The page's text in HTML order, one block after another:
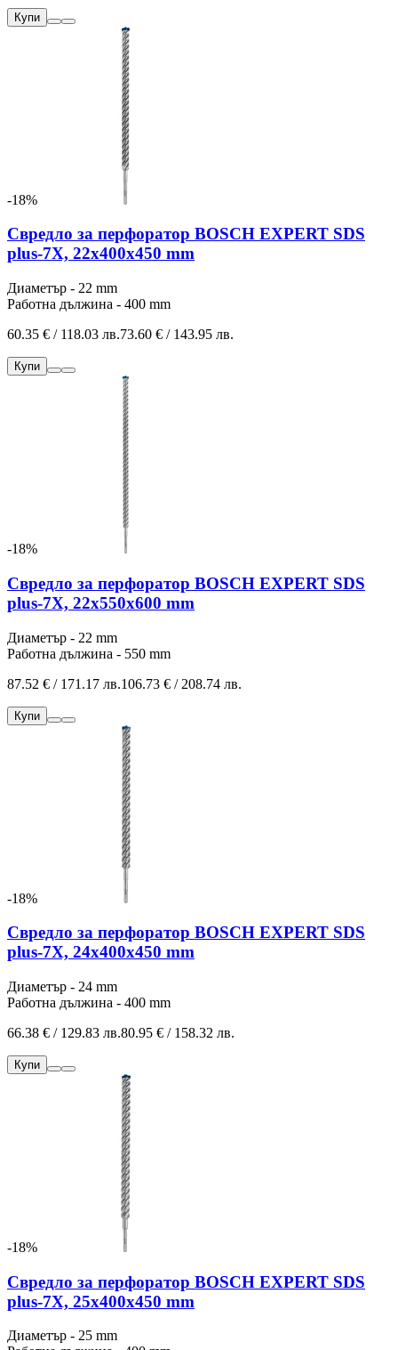
Купи
-18%
Свредло за перфоратор BOSCH EXPERT SDS
plus-7X, 22x400x450 mm
Диаметър - 22 mm
Работна дължина - 400 mm
60.35 € / 118.03 лв.73.60 € / 143.95 лв.
Купи
-18%
Свредло за перфоратор BOSCH EXPERT SDS
plus-7X, 22x550x600 mm
Диаметър - 22 mm
Работна дължина - 550 mm
87.52 € / 171.17 лв.106.73 € / 208.74 лв.
Купи
-18%
Свредло за перфоратор BOSCH EXPERT SDS
plus-7X, 24x400x450 mm
Диаметър - 24 mm
Работна дължина - 400 mm
66.38 € / 129.83 лв.80.95 € / 158.32 лв.
Купи
-18%
Свредло за перфоратор BOSCH EXPERT SDS
plus-7X, 25x400x450 mm
Диаметър - 25 mm